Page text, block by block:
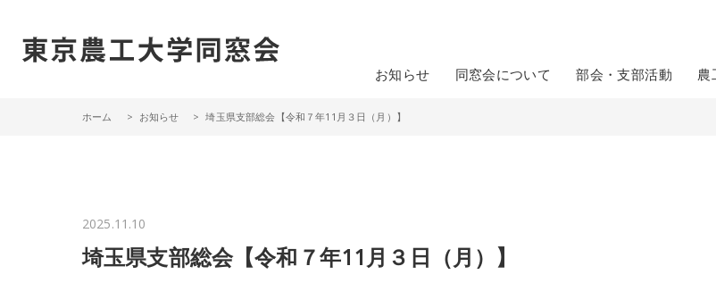
お知らせ 同窓会について 部会・支部活動 農
ホーム お知らせ 埼玉県支部総会【令和７年11月３日（月）】
2025.11.10
埼玉県支部総会【令和７年11月３日（月）】